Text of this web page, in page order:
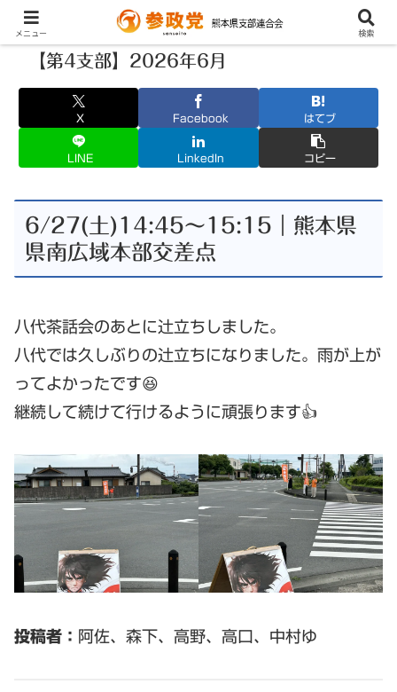
【第4支部】2026年6月
X Facebook はてブ
LINE LinkedIn コピー
6/27(土)14:45〜15:15｜熊本県
県南広域本部交差点
八代茶話会のあとに辻立ちしました。
八代では久しぶりの辻立ちになりました。雨が上が
ってよかったです😆
継続して続けて行けるように頑張ります👍
投稿者： 阿佐、森下、高野、高口、中村ゆ
メニュー 検索